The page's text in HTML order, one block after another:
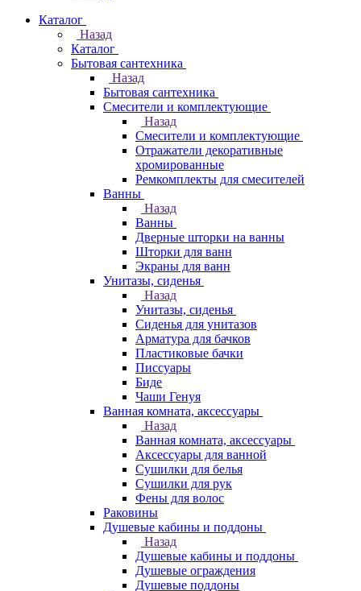
Каталог
Назад
Каталог
Бытовая сантехника
Назад
Бытовая сантехника
Смесители и комплектующие
Назад
Смесители и комплектующие
Отражатели декоративные
хромированные
Ремкомплекты для смесителей
Ванны
Назад
Ванны
Дверные шторки на ванны
Шторки для ванн
Экраны для ванн
Унитазы, сиденья
Назад
Унитазы, сиденья
Сиденья для унитазов
Арматура для бачков
Пластиковые бачки
Писсуары
Биде
Чаши Генуя
Ванная комната, аксессуары
Назад
Ванная комната, аксессуары
Аксессуары для ванной
Сушилки для белья
Сушилки для рук
Фены для волос
Раковины
Душевые кабины и поддоны
Назад
Душевые кабины и поддоны
Душевые ограждения
Душевые поддоны